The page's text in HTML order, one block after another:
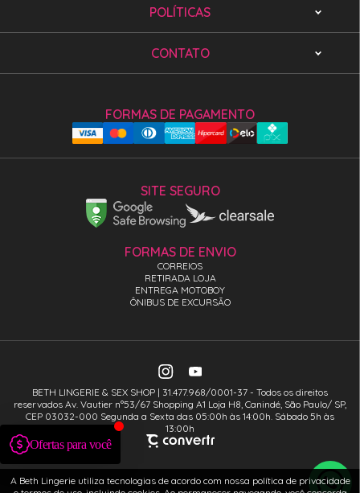
POLÍTICAS
CONTATO
SITE SEGURO
FORMAS DE PAGAMENTO
FORMAS DE ENVIO
CORREIOS
RETIRADA LOJA
ENTREGA MOTOBOY
ÔNIBUS DE EXCURSÃO
BETH LINGERIE & SEX SHOP | 31.477.968/0001-37 - Todos os direitos
reservados Av. Vautier n°53/67 Shopping A1 Loja H8, Canindé, São Paulo/ SP,
CEP 03032-000 Segunda a Sexta das 05:00h às 14:00h. Sábado 5h às
13:00h
A Beth Lingerie utiliza tecnologias de acordo com nossa política de privacidade